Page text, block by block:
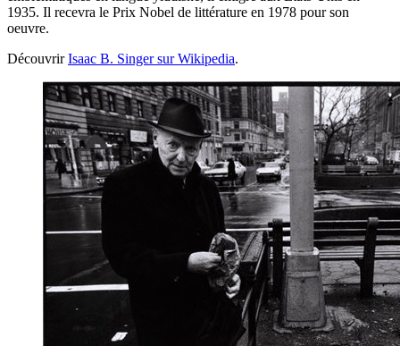
1935. Il recevra le Prix Nobel de littérature en 1978 pour son
oeuvre.
DécouvrirIsaac B. Singer sur Wikipedia.